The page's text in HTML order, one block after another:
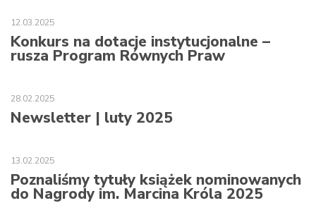
12.03.2025
Konkurs na dotacje instytucjonalne –
rusza Program Równych Praw
28.02.2025
Newsletter | luty 2025
13.02.2025
Poznaliśmy tytuły książek nominowanych
do Nagrody im. Marcina Króla 2025